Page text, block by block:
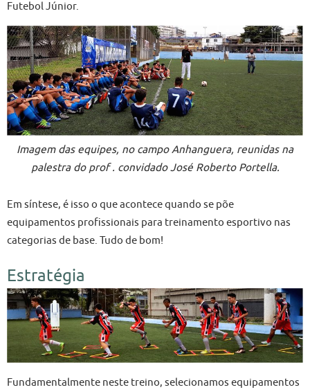
Futebol Júnior.
Imagem das equipes, no campo Anhanguera, reunidas na
palestra do prof . convidado José Roberto Portella.
Em síntese, é isso o que acontece quando se põe
equipamentos profissionais para treinamento esportivo nas
categorias de base. Tudo de bom!​
Estratégia
Fundamentalmente neste treino, selecionamos equipamentos